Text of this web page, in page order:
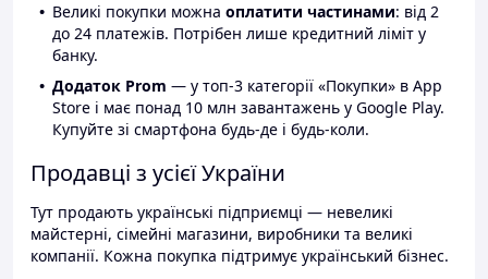
Великі покупки можна оплатити частинами: від 2
до 24 платежів. Потрібен лише кредитний ліміт у
банку.
Додаток Prom — у топ-3 категорії «Покупки» в App
Store і має понад 10 млн завантажень у Google Play.
Купуйте зі смартфона будь-де і будь-коли.
Продавці з усієї України
Тут продають українські підприємці — невеликі
майстерні, сімейні магазини, виробники та великі
компанії. Кожна покупка підтримує український бізнес.